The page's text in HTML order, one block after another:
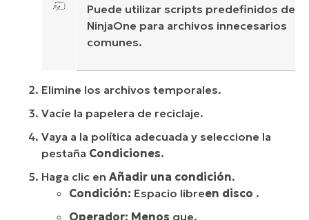
Puede utilizar scripts predefinidos de
NinjaOne para archivos innecesarios
comunes.
Elimine los archivos temporales.
Vacíe la papelera de reciclaje.
Vaya a la política adecuada y seleccione la
pestaña Condiciones.
Haga clic en Añadir una condición.
Condición: Espacio libreen disco .
Operador: Menos que.